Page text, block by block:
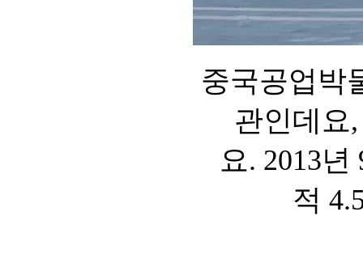
중국공업박
관인데요
요. 2013
적